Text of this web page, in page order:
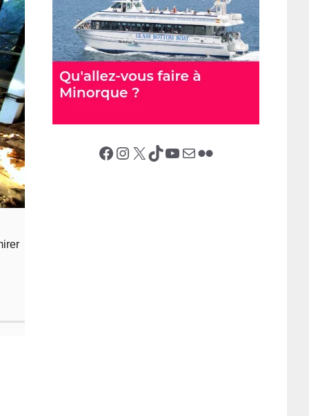
Facebook Instagram X (Twitter) TikTok YouTube E-mail Flickr